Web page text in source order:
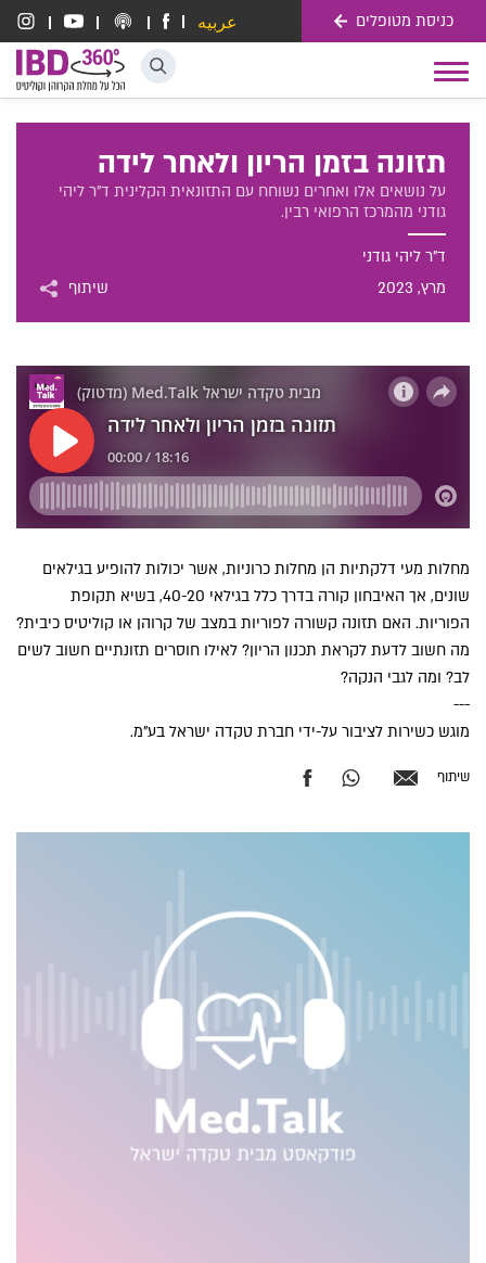
כניסת מטופלים
عربيه
דלג לתוכן
Toggle
navigation
תזונה בזמן הריון ולאחר לידה
על נושאים אלו ואחרים נשוחח עם התזונאית הקלינית ד"ר ליהי
גודני מהמרכז הרפואי רבין.
ד"ר ליהי גודני
מרץ, 2023 שיתוף
מחלות מעי דלקתיות הן מחלות כרוניות, אשר יכולות להופיע בגילאים
שונים, אך האיבחון קורה בדרך כלל בגילאי 40-20, בשיא תקופת
הפוריות. האם תזונה קשורה לפוריות במצב של קרוהן או קוליטיס כיבית?
מה חשוב לדעת לקראת תכנון הריון? לאילו חוסרים תזונתיים חשוב לשים
לב? ומה לגבי הנקה?
---
מוגש כשירות לציבור על-ידי חברת טקדה ישראל בע"מ.
שיתוף